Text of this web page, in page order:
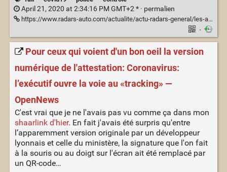
April 21, 2020 at 2:34:16 PM GMT+2 * · permalien
https://www.radars-auto.com/actualite/actu-radars-general/les-amendes-pour-non-respect-du-confinement-rapportent-elles-autant-que-les-radars-1650
·
Pour ceux qui voient d'un bon oeil la version
numérique de l'attestation: Coronavirus:
l’exécutif ouvre la voie au «tracking» —
OpenNews
C'est vrai que je ne l'avais pas vu comme ça dans mon
shaarlink d'hier. En fait j'avais été surpris qu'entre
l’apparemment version originale par un développeur
lyonnais et celle du ministère, la signature que l'on fait
à la souris ou au doigt sur l'écran ait été remplacé par
un QR-code…